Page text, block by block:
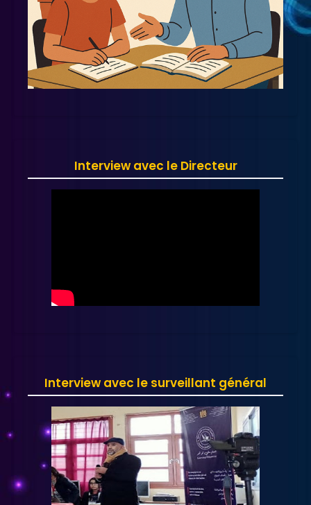
Interview avec le Directeur
Interview avec le surveillant général